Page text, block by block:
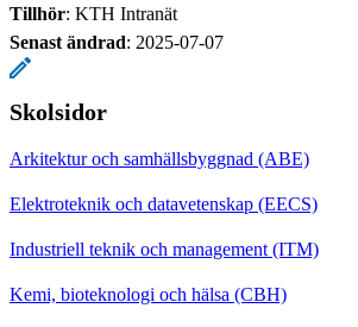
Tillhör: KTH Intranät
Senast ändrad: 2025-07-07
Skolsidor
Arkitektur och samhällsbyggnad (ABE)
Elektroteknik och datavetenskap (EECS)
Industriell teknik och management (ITM)
Kemi, bioteknologi och hälsa (CBH)